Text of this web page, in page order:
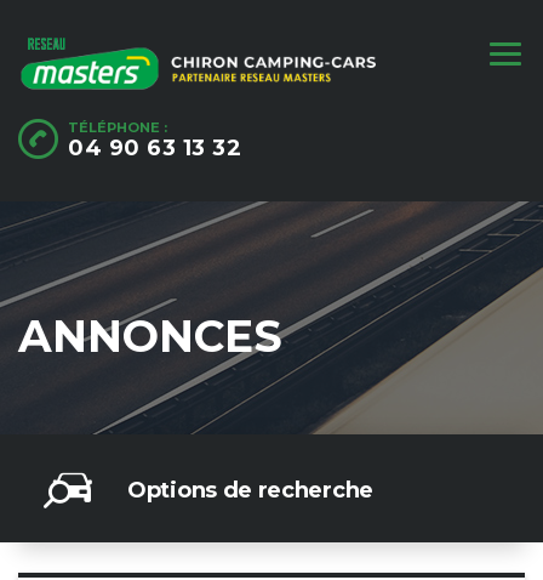
TÉLÉPHONE :
04 90 63 13 32
ANNONCES
Options de recherche